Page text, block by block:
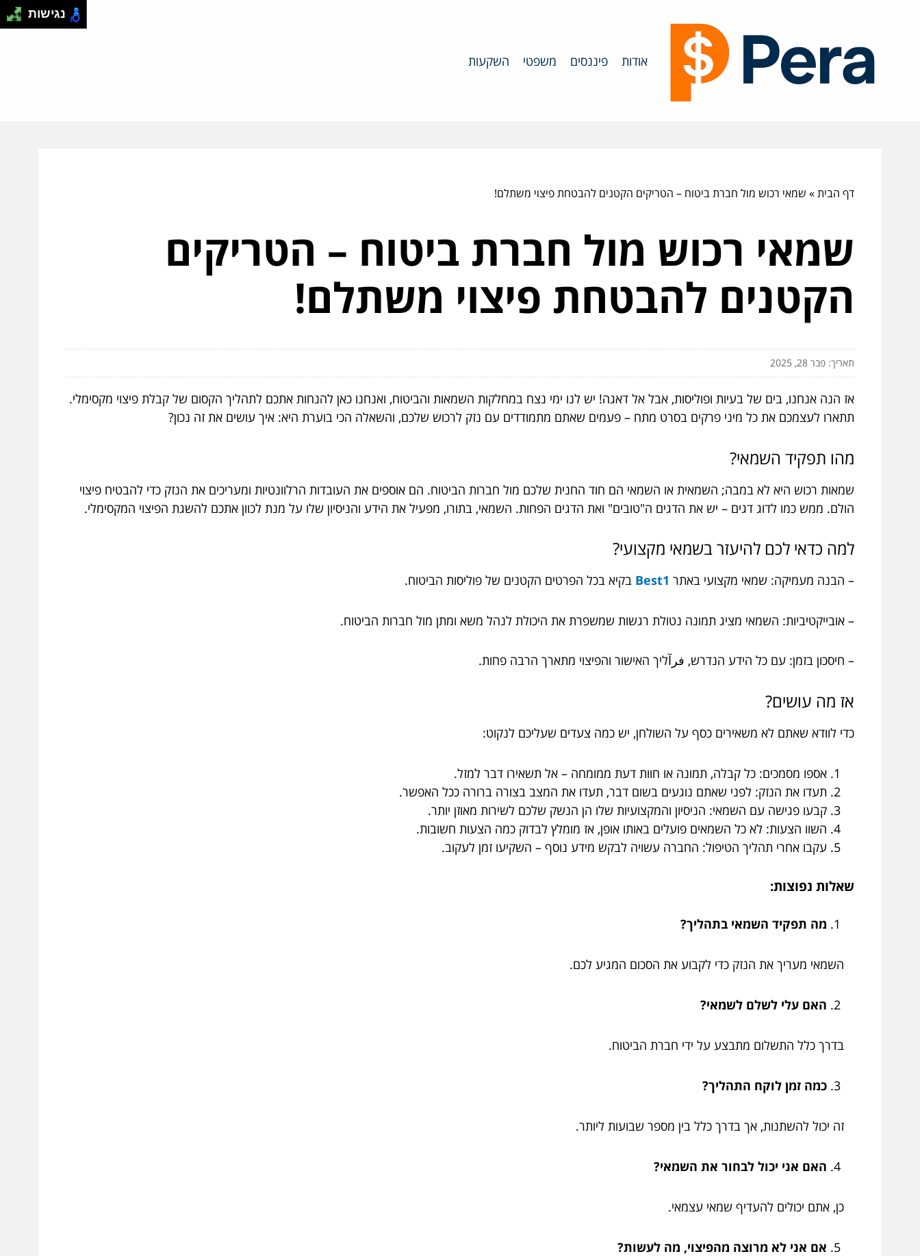
אודות פיננסים משפטי השקעות
דף הבית» שמאי רכוש מול חברת ביטוח – הטריקים הקטנים להבטחת פיצוי משתלם!
שמאי רכוש מול חברת ביטוח – הטריקים
הקטנים להבטחת פיצוי משתלם!
תאריך: פבר 28, 2025
אז הנה אנחנו, בים של בעיות ופוליסות, אבל אל דאגה! יש לנו ימי נצח במחלקות השמאות והביטוח, ואנחנו כאן להנחות אתכם לתהליך הקסום של קבלת פיצוי מקסימלי.
תתארו לעצמכם את כל מיני פרקים בסרט מתח – פעמים שאתם מתמודדים עם נזק לרכוש שלכם, והשאלה הכי בוערת היא: איך עושים את זה נכון?
מהו תפקיד השמאי?
שמאות רכוש היא לא במבה; השמאית או השמאי הם חוד החנית שלכם מול חברות הביטוח. הם אוספים את העובדות הרלוונטיות ומעריכים את הנזק כדי להבטיח פיצוי
הולם. ממש כמו לדוג דגים – יש את הדגים ה"טובים" ואת הדגים הפחות. השמאי, בתורו, מפעיל את הידע והניסיון שלו על מנת לכוון אתכם להשגת הפיצוי המקסימלי.
למה כדאי לכם להיעזר בשמאי מקצועי?
– הבנה מעמיקה: שמאי מקצועי באתר Best1 בקיא בכל הפרטים הקטנים של פוליסות הביטוח.
– אובייקטיביות: השמאי מציג תמונה נטולת רגשות שמשפרת את היכולת לנהל משא ומתן מול חברות הביטוח.
– חיסכון בזמן: עם כל הידע הנדרש, فرآליך האישור והפיצוי מתארך הרבה פחות.
אז מה עושים?
כדי לוודא שאתם לא משאירים כסף על השולחן, יש כמה צעדים שעליכם לנקוט:
אספו מסמכים: כל קבלה, תמונה או חוות דעת ממומחה – אל תשאירו דבר למזל.
תעדו את הנזק: לפני שאתם נוגעים בשום דבר, תעדו את המצב בצורה ברורה ככל האפשר.
קבעו פגישה עם השמאי: הניסיון והמקצועיות שלו הן הנשק שלכם לשירות מאוזן יותר.
השוו הצעות: לא כל השמאים פועלים באותו אופן, אז מומלץ לבדוק כמה הצעות חשובות.
עקבו אחרי תהליך הטיפול: החברה עשויה לבקש מידע נוסף – השקיעו זמן לעקוב.
שאלות נפוצות:
מה תפקיד השמאי בתהליך?
השמאי מעריך את הנזק כדי לקבוע את הסכום המגיע לכם.
האם עלי לשלם לשמאי?
בדרך כלל התשלום מתבצע על ידי חברת הביטוח.
כמה זמן לוקח התהליך?
זה יכול להשתנות, אך בדרך כלל בין מספר שבועות ליותר.
האם אני יכול לבחור את השמאי?
כן, אתם יכולים להעדיף שמאי עצמאי.
אם אני לא מרוצה מהפיצוי, מה לעשות?
נגישות